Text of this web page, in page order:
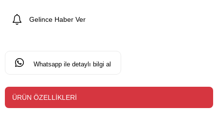
Gelince Haber Ver
Whatsapp ile detaylı bilgi al
ÜRÜN ÖZELLIKLERI